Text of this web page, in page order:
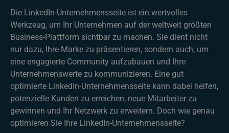
Die LinkedIn-Unternehmensseite ist ein wertvolles
Werkzeug, um Ihr Unternehmen auf der weltweit größten
Business-Plattform sichtbar zu machen. Sie dient nicht
nur dazu, Ihre Marke zu präsentieren, sondern auch, um
eine engagierte Community aufzubauen und Ihre
Unternehmenswerte zu kommunizieren. Eine gut
optimierte LinkedIn-Unternehmensseite kann dabei helfen,
potenzielle Kunden zu erreichen, neue Mitarbeiter zu
gewinnen und Ihr Netzwerk zu erweitern. Doch wie genau
optimieren Sie Ihre LinkedIn-Unternehmensseite?